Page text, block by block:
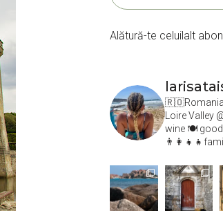
Alătură-te celuilalt
Loire Valley
wine 🍽